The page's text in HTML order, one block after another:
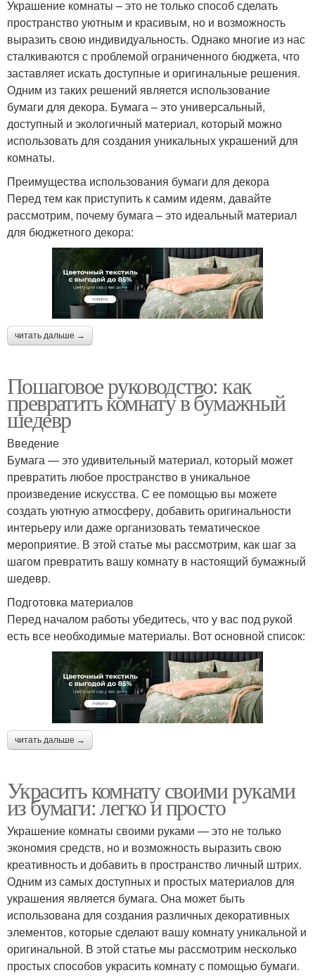
Украшение комнаты – это не только способ сделать
пространство уютным и красивым, но и возможность
выразить свою индивидуальность. Однако многие из нас
сталкиваются с проблемой ограниченного бюджета, что
заставляет искать доступные и оригинальные решения.
Одним из таких решений является использование
бумаги для декора. Бумага – это универсальный,
доступный и экологичный материал, который можно
использовать для создания уникальных украшений для
комнаты.
Преимущества использования бумаги для декора
Перед тем как приступить к самим идеям, давайте
рассмотрим, почему бумага – это идеальный материал
для бюджетного декора:
читать дальше →
Пошаговое руководство: как
превратить комнату в бумажный
шедевр
Введение
Бумага — это удивительный материал, который может
превратить любое пространство в уникальное
произведение искусства. С ее помощью вы можете
создать уютную атмосферу, добавить оригинальности
интерьеру или даже организовать тематическое
мероприятие. В этой статье мы рассмотрим, как шаг за
шагом превратить вашу комнату в настоящий бумажный
шедевр.
Подготовка материалов
Перед началом работы убедитесь, что у вас под рукой
есть все необходимые материалы. Вот основной список:
читать дальше →
Украсить комнату своими руками
из бумаги: легко и просто
Украшение комнаты своими руками — это не только
экономия средств, но и возможность выразить свою
креативность и добавить в пространство личный штрих.
Одним из самых доступных и простых материалов для
украшения является бумага. Она может быть
использована для создания различных декоративных
элементов, которые сделают вашу комнату уникальной и
оригинальной. В этой статье мы рассмотрим несколько
простых способов украсить комнату с помощью бумаги.